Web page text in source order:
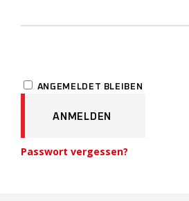
ANGEMELDET BLEIBEN
ANMELDEN
Passwort vergessen?